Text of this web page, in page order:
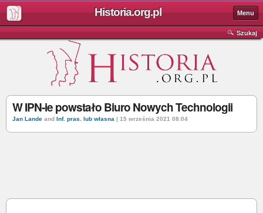
Historia.org.pl Menu
Szukaj
W IPN-ie powstało Biuro Nowych Technologii
Jan Lande and Inf. pras. lub własna | 15 września 2021 08:04